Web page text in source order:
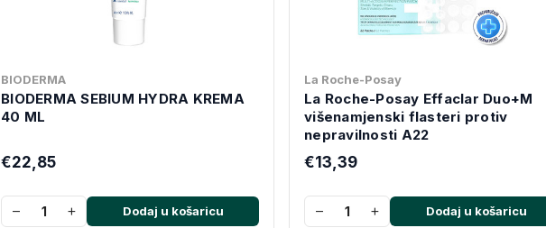
BIODERMA
BIODERMA SEBIUM HYDRA KREMA
40 ML
€22,85
− + Dodaj u košaricu
La Roche-Posay
La Roche-Posay Effaclar Duo+M
višenamjenski flasteri protiv
nepravilnosti A22
€13,39
− + Dodaj u košaricu